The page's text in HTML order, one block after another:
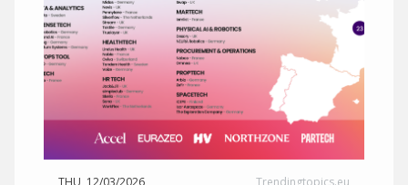
THU, 12/03/2026 Trendingtopics.eu